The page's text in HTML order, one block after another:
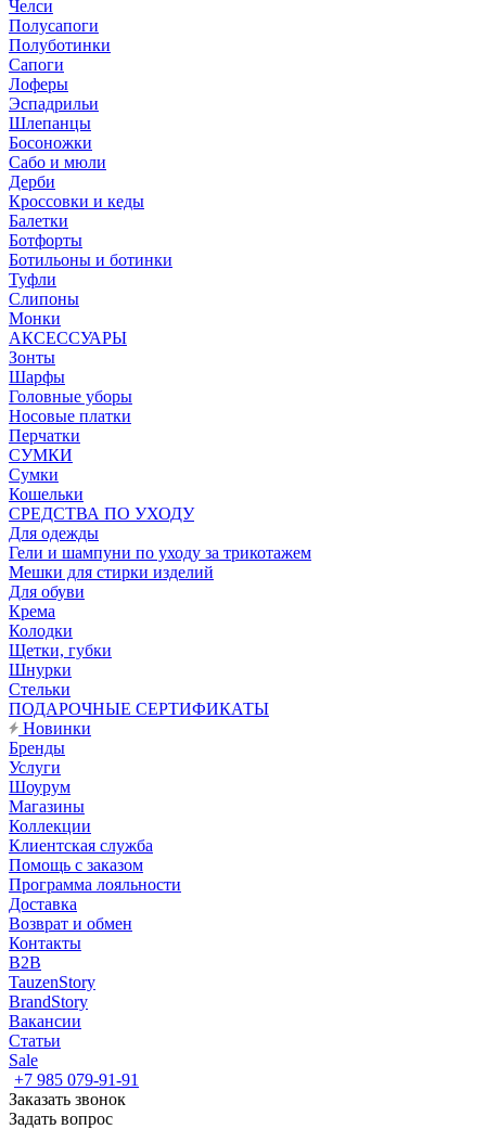
Челси
Полусапоги
Полуботинки
Сапоги
Лоферы
Эспадрильи
Шлепанцы
Босоножки
Сабо и мюли
Дерби
Кроссовки и кеды
Балетки
Ботфорты
Ботильоны и ботинки
Туфли
Слипоны
Монки
АКСЕССУАРЫ
Зонты
Шарфы
Головные уборы
Носовые платки
Перчатки
СУМКИ
Сумки
Кошельки
CРЕДСТВА ПО УХОДУ
Для одежды
Гели и шампуни по уходу за трикотажем
Мешки для стирки изделий
Для обуви
Крема
Колодки
Щетки, губки
Шнурки
Стельки
ПОДАРОЧНЫЕ СЕРТИФИКАТЫ
Новинки
Бренды
Услуги
Шоурум
Магазины
Коллекции
Клиентская служба
Помощь с заказом
Программа лояльности
Доставка
Возврат и обмен
Контакты
B2B
TauzenStory
BrandStory
Вакансии
Статьи
Sale
+7 985 079-91-91
Заказать звонок
Задать вопрос